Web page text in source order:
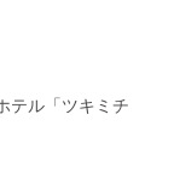
BBQは
別料金
テル「ツキミチ